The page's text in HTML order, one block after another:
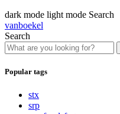
dark mode light mode Search
vanboekel
Search
Popular tags
stx
srp